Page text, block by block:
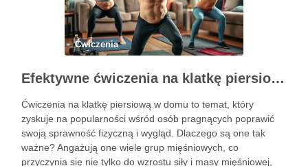
Ćwiczenia
Efektywne ćwiczenia na klatkę piersiową w domu – przewodnik po treningu
Ćwiczenia na klatkę piersiową w domu to temat, który
zyskuje na popularności wśród osób pragnących poprawić
swoją sprawność fizyczną i wygląd. Dlaczego są one tak
ważne? Angażują one wiele grup mięśniowych, co
przyczynia się nie tylko do wzrostu siły i masy mięśniowej,